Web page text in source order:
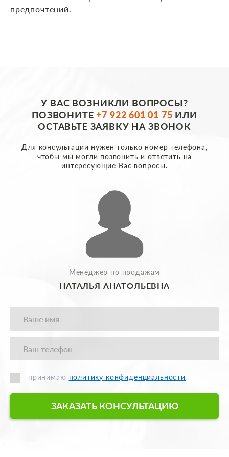
предпочтений.
У ВАС ВОЗНИКЛИ ВОПРОСЫ?
ПОЗВОНИТЕ+7 922 601 01 75 ИЛИ
ОСТАВЬТЕ ЗАЯВКУ НА ЗВОНОК
Для консультации нужен только номер телефона,
чтобы мы могли позвонить и ответить на
интересующие Вас вопросы.
Менеджер по продажам
НАТАЛЬЯ АНАТОЛЬЕВНА
принимаю политику конфиденциальности
ЗАКАЗАТЬ КОНСУЛЬТАЦИЮ